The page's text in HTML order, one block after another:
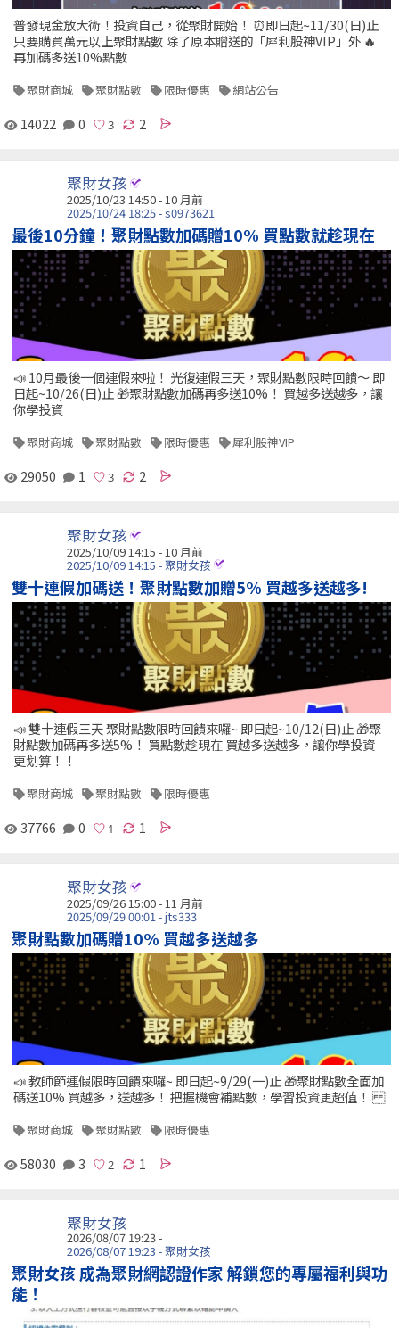
普發現金放大術！投資自己，從聚財開始！ ⏰即日起~11/30(日)止
只要購買萬元以上聚財點數 除了原本贈送的「犀利股神VIP」外 🔥
再加碼多送10%點數
聚財商城 聚財點數 限時優惠 網站公告
14022 0 2
聚財女孩
2025/10/23 14:50 - 10 月前
2025/10/24 18:25 - s0973621
最後10分鐘！聚財點數加碼贈10% 買點數就趁現在
📣 10月最後一個連假來啦！ 光復連假三天，聚財點數限時回饋～ 即
日起~10/26(日)止 🎁聚財點數加碼再多送10%！ 買越多送越多，讓
你學投資
聚財商城 聚財點數 限時優惠 犀利股神VIP
29050 1 2
聚財女孩
2025/10/09 14:15 - 10 月前
2025/10/09 14:15 - 聚財女孩
雙十連假加碼送！聚財點數加贈5% 買越多送越多!
📣 雙十連假三天 聚財點數限時回饋來囉~ 即日起~10/12(日)止 🎁聚
財點數加碼再多送5%！ 買點數趁現在 買越多送越多，讓你學投資
更划算！！
聚財商城 聚財點數 限時優惠
37766 0 1
聚財女孩
2025/09/26 15:00 - 11 月前
2025/09/29 00:01 - jts333
聚財點數加碼贈10% 買越多送越多
📣 教師節連假限時回饋來囉~ 即日起~9/29(一)止 🎁聚財點數全面加
碼送10% 買越多，送越多！ 把握機會補點數，學習投資更超值！
聚財商城 聚財點數 限時優惠
58030 3 1
聚財女孩
2026/08/07 19:23 -
2026/08/07 19:23 - 聚財女孩
聚財女孩 成為聚財網認證作家 解鎖您的專屬福利與功
能！